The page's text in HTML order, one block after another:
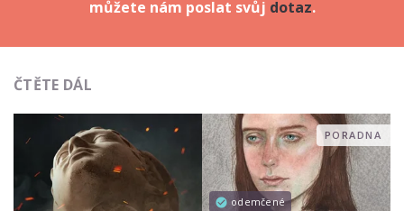
můžete nám poslat svůj dotaz.
ČTĚTE DÁL
odemčené
PORADNA